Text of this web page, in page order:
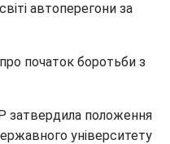
автоперегони за
початок боротьби з
затвердила положення
університету